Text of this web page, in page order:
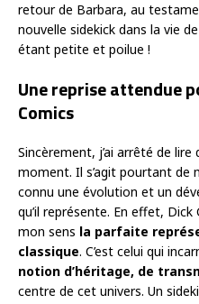
retour de Barbara, au
nouvelle sidekick dans la vie de
étant petite et poilue !
Une reprise attendue
Comics
Sincèrement, j’ai arrêté de lire
moment. Il s’agit pourtant de
connu une évolution et un
qu’il représente. En effet, Dick
mon sens la parfaite
classique. C’est celui qui
notion d’héritage, de
centre de cet univers. Un